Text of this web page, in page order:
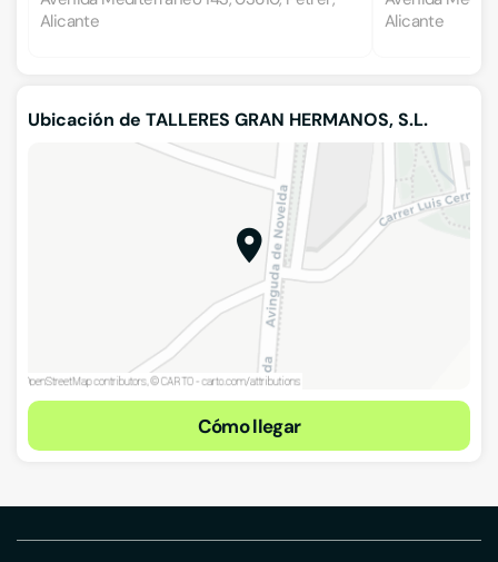
Alicante
Alicante
Ubicación de TALLERES GRAN HERMANOS, S.L.
Cómo llegar